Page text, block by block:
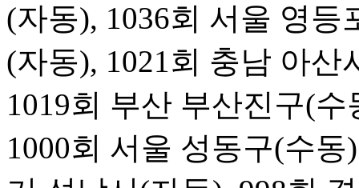
(자동), 1036회 서울 영등
(자동), 1021회 충남 아산
1019회 부산 부산진구(
1000회 서울 성동구(수